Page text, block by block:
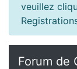
veuillez
Forum de